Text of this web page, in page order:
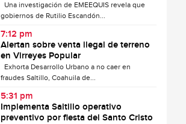
Una investigación de EMEEQUIS revela que
gobiernos de Rutilio Escandón...
7:12 pm
Alertan sobre venta ilegal de terreno
en Virreyes Popular
Exhorta Desarrollo Urbano a no caer en
fraudes Saltillo, Coahuila de...
5:31 pm
Implementa Saltillo operativo
preventivo por fiesta del Santo Cristo